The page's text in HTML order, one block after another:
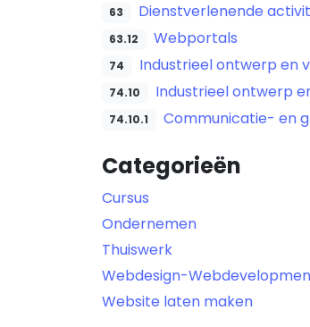
63 Dienstverlenende
63.12 Webportals
74 Industrieel ontwerp en
74.10 Industrieel ontwerp
74.10.1 Communicatie- en
Categorieën
Cursus
Ondernemen
Thuiswerk
Webdesign-
Website laten maken